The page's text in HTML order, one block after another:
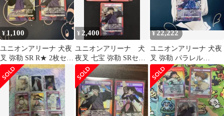
¥1,100
ユニオンアリーナ 犬夜
叉 弥勒 SR R★ 2枚セッ
ト
¥ 2,400
ユニオンアリーナ 犬
夜叉 七宝 弥勒 SRセッ
ト
¥22,222
ユニオンアリーナ 犬夜
叉 弥勒 パラレル
SR★★